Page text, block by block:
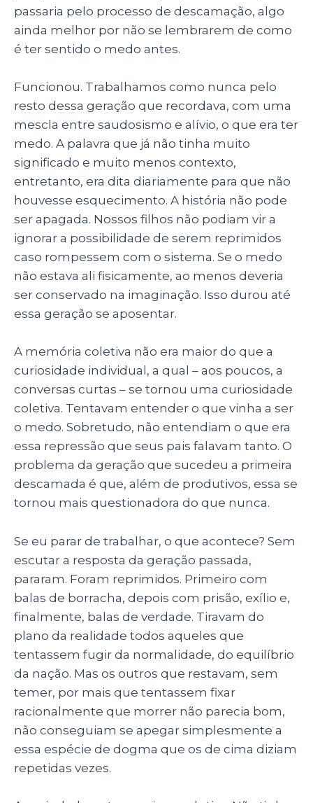
passaria pelo processo de descamação, algo
ainda melhor por não se lembrarem de como
é ter sentido o medo antes.
Funcionou. Trabalhamos como nunca pelo
resto dessa geração que recordava, com uma
mescla entre saudosismo e alívio, o que era ter
medo. A palavra que já não tinha muito
significado e muito menos contexto,
entretanto, era dita diariamente para que não
houvesse esquecimento. A história não pode
ser apagada. Nossos filhos não podiam vir a
ignorar a possibilidade de serem reprimidos
caso rompessem com o sistema. Se o medo
não estava ali fisicamente, ao menos deveria
ser conservado na imaginação. Isso durou até
essa geração se aposentar.
A memória coletiva não era maior do que a
curiosidade individual, a qual – aos poucos, a
conversas curtas – se tornou uma curiosidade
coletiva. Tentavam entender o que vinha a ser
o medo. Sobretudo, não entendiam o que era
essa repressão que seus pais falavam tanto. O
problema da geração que sucedeu a primeira
descamada é que, além de produtivos, essa se
tornou mais questionadora do que nunca.
Se eu parar de trabalhar, o que acontece? Sem
escutar a resposta da geração passada,
pararam. Foram reprimidos. Primeiro com
balas de borracha, depois com prisão, exílio e,
finalmente, balas de verdade. Tiravam do
plano da realidade todos aqueles que
tentassem fugir da normalidade, do equilíbrio
da nação. Mas os outros que restavam, sem
temer, por mais que tentassem fixar
racionalmente que morrer não parecia bom,
não conseguiam se apegar simplesmente a
essa espécie de dogma que os de cima diziam
repetidas vezes.